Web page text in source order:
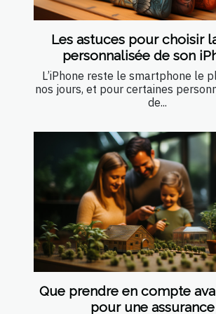
Les astuces pour choisir
personnalisée de son
L’iPhone reste le smartphone le
nos jours, et pour certaines
de...
Que prendre en compte
pour une assurance